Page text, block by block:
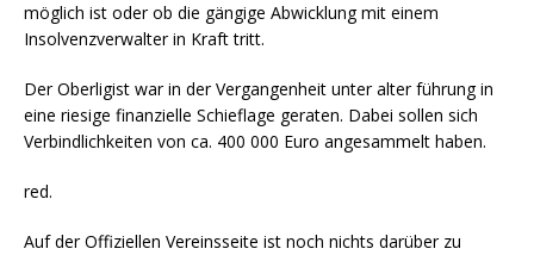
möglich ist oder ob die gängige Abwicklung mit einem
Insolvenzverwalter in Kraft tritt.
Der Oberligist war in der Vergangenheit unter alter führung in
eine riesige finanzielle Schieflage geraten. Dabei sollen sich
Verbindlichkeiten von ca. 400 000 Euro angesammelt haben.
red.
Auf der Offiziellen Vereinsseite ist noch nichts darüber zu